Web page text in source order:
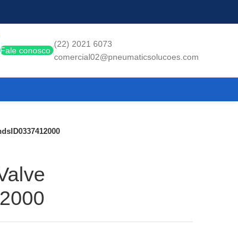
Fale conosco
(22) 2021 6073
comercial02@pneumaticsolucoes.com